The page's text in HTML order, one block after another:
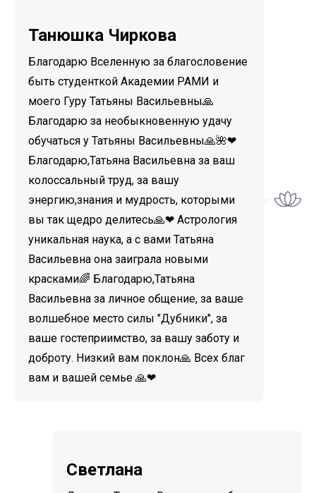
Танюшка Чиркова
Благодарю Вселенную за благословение
быть студенткой Академии РАМИ и
моего Гуру Татьяны Васильевны🙏
Благодарю за необыкновенную удачу
обучаться у Татьяны Васильевны🙏🌺❤
Благодарю,Татьяна Васильевна за ваш
колоссальный труд, за вашу
энергию,знания и мудрость, которыми
вы так щедро делитесь🙏❤ Астрология
уникальная наука, а с вами Татьяна
Васильевна она заиграла новыми
красками🌈 Благодарю,Татьяна
Васильевна за личное общение, за ваше
волшебное место силы "Дубники", за
ваше гостеприимство, за вашу заботу и
доброту. Низкий вам поклон🙏 Всех благ
вам и вашей семье 🙏❤
Светлана